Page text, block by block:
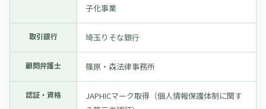
子化事業
取引銀行 埼玉りそな銀行
顧問弁護士 篠原・森法律事務所
認証・資格
JAPHICマーク取得（個人情報保護体制に関す